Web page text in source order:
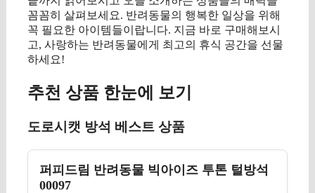
꼼꼼히 살펴보세요. 반려동물의 행복한 일상을 위해
꼭 필요한 아이템들이랍니다. 지금 바로 구매해보시
고, 사랑하는 반려동물에게 최고의 휴식 공간을 선물
하세요!
추천 상품 한눈에 보기
도로시캣 방석 베스트 상품
퍼피드림 반려동물 빅아이즈 투톤 털방석
00097